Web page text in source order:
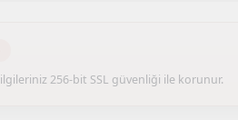
256-bit SSL güvenliği ile korunur.